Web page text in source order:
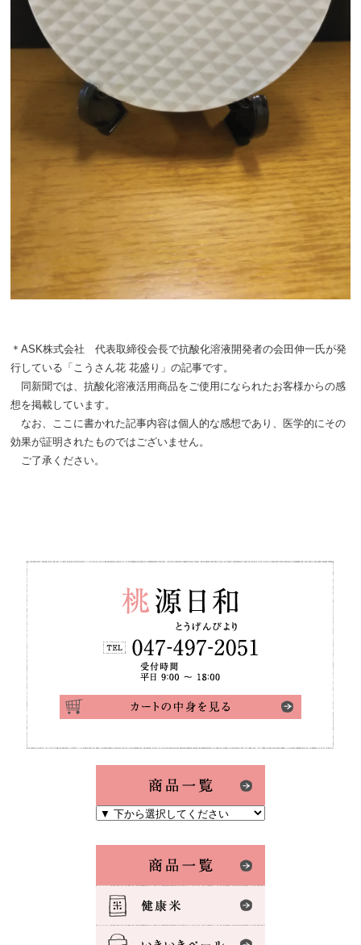
＊ASK株式会社 代表取締役会長で抗酸化溶液開発者の会田伸一氏が発
行している「こうさん花 花盛り」の記事です。
同新聞では、抗酸化溶液活用商品をご使用になられたお客様からの感
想を掲載しています。
なお、ここに書かれた記事内容は個人的な感想であり、医学的にその
効果が証明されたものではございません。
ご了承ください。